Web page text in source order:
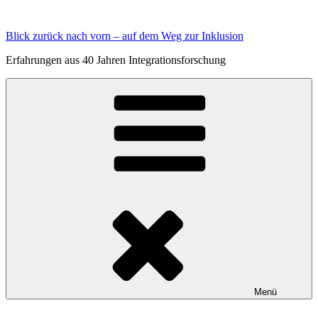
springen
Blick zurück nach vorn – auf dem Weg zur Inklusion
Erfahrungen aus 40 Jahren Integrationsforschung
Menü